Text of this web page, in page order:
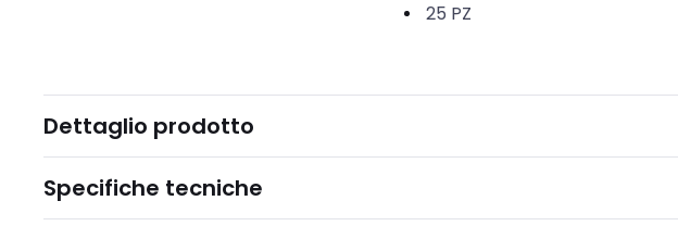
25 PZ
Dettaglio prodotto
Specifiche tecniche